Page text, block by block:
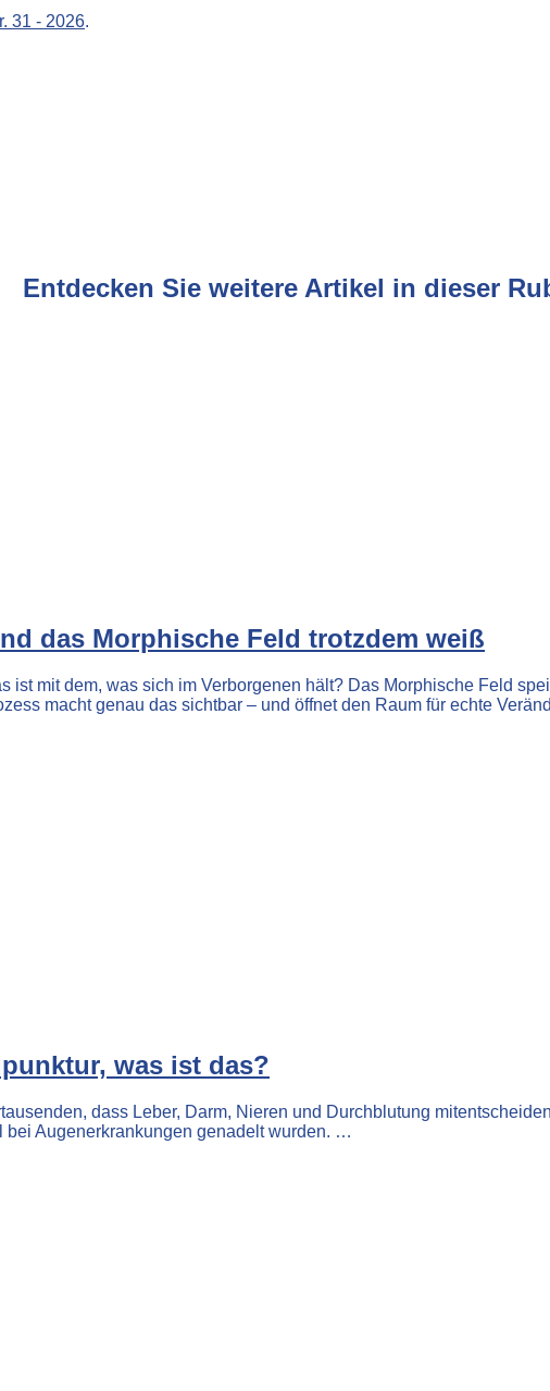
31 - 2026.
Entdecken Sie weitere Artikel in dieser
das Morphische Feld trotzdem weiß
ist mit dem, was sich im Verborgenen hält? Das Morphische Feld
macht genau das sichtbar – und öffnet den Raum für echte
was ist das?
dass Leber, Darm, Nieren und Durchblutung
bei Augenerkrankungen genadelt wurden. …